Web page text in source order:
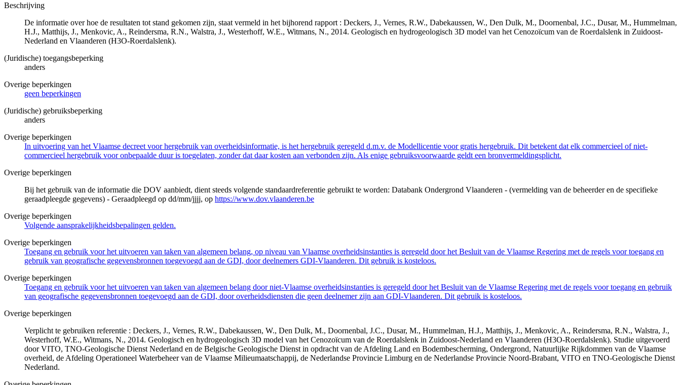
Beschrijving
De informatie over hoe de resultaten tot stand gekomen zijn, staat vermeld in het bijhorend rapport : Deckers, J., Vernes, R.W., Dabekaussen, W., Den Dulk, M., Doornenbal, J.C., Dusar, M., Hummelman,
H.J., Matthijs, J., Menkovic, A., Reindersma, R.N., Walstra, J., Westerhoff, W.E., Witmans, N., 2014. Geologisch en hydrogeologisch 3D model van het Cenozoïcum van de Roerdalslenk in Zuidoost-
Nederland en Vlaanderen (H3O-Roerdalslenk).
(Juridische) toegangsbeperking
anders
Overige beperkingen
geen beperkingen
(Juridische) gebruiksbeperking
anders
Overige beperkingen
In uitvoering van het Vlaamse decreet voor hergebruik van overheidsinformatie, is het hergebruik geregeld d.m.v. de Modellicentie voor gratis hergebruik. Dit betekent dat elk commercieel of niet-
commercieel hergebruik voor onbepaalde duur is toegelaten, zonder dat daar kosten aan verbonden zijn. Als enige gebruiksvoorwaarde geldt een bronvermeldingsplicht.
Overige beperkingen
Bij het gebruik van de informatie die DOV aanbiedt, dient steeds volgende standaardreferentie gebruikt te worden: Databank Ondergrond Vlaanderen - (vermelding van de beheerder en de specifieke
geraadpleegde gegevens) - Geraadpleegd op dd/mm/jjjj, op https://www.dov.vlaanderen.be
Overige beperkingen
Volgende aansprakelijkheidsbepalingen gelden.
Overige beperkingen
Toegang en gebruik voor het uitvoeren van taken van algemeen belang, op niveau van Vlaamse overheidsinstanties is geregeld door het Besluit van de Vlaamse Regering met de regels voor toegang en
gebruik van geografische gegevensbronnen toegevoegd aan de GDI, door deelnemers GDI-Vlaanderen. Dit gebruik is kosteloos.
Overige beperkingen
Toegang en gebruik voor het uitvoeren van taken van algemeen belang door niet-Vlaamse overheidsinstanties is geregeld door het Besluit van de Vlaamse Regering met de regels voor toegang en gebruik
van geografische gegevensbronnen toegevoegd aan de GDI, door overheidsdiensten die geen deelnemer zijn aan GDI-Vlaanderen. Dit gebruik is kosteloos.
Overige beperkingen
Verplicht te gebruiken referentie : Deckers, J., Vernes, R.W., Dabekaussen, W., Den Dulk, M., Doornenbal, J.C., Dusar, M., Hummelman, H.J., Matthijs, J., Menkovic, A., Reindersma, R.N., Walstra, J.,
Westerhoff, W.E., Witmans, N., 2014. Geologisch en hydrogeologisch 3D model van het Cenozoïcum van de Roerdalslenk in Zuidoost-Nederland en Vlaanderen (H3O-Roerdalslenk). Studie uitgevoerd
door VITO, TNO-Geologische Dienst Nederland en de Belgische Geologische Dienst in opdracht van de Afdeling Land en Bodembescherming, Ondergrond, Natuurlijke Rijkdommen van de Vlaamse
overheid, de Afdeling Operationeel Waterbeheer van de Vlaamse Milieumaatschappij, de Nederlandse Provincie Limburg en de Nederlandse Provincie Noord-Brabant, VITO en TNO-Geologische Dienst
Nederland.